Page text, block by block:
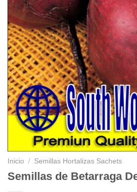
Inicio / Semillas Hortalizas Sachets
Semillas de Betarraga